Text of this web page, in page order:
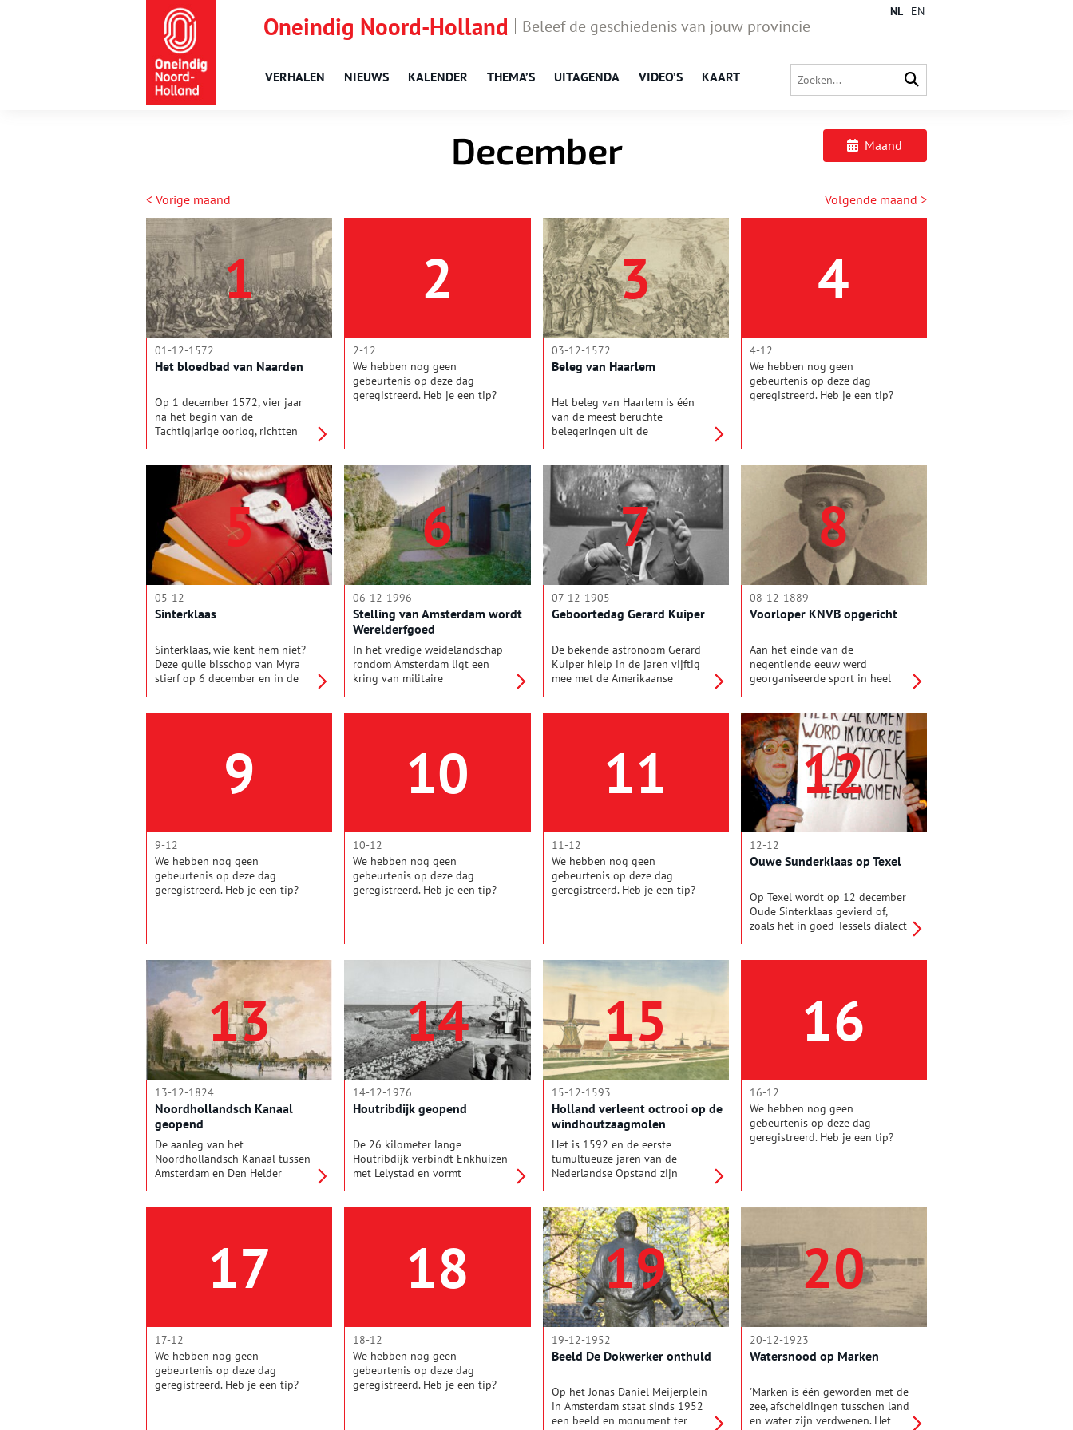
Oneindig Noord-Holland Beleef de geschiedenis van jouw provincie
VERHALEN NIEUWS KALENDER THEMA’S UITAGENDA VIDEO’S KAART
NL EN
December Maand
< Vorige maand Volgende maand >
1
01-12-1572
Het bloedbad van Naarden
Op 1 december 1572, vier jaar
na het begin van de
Tachtigjarige oorlog, richtten
van de grootste massamoorden
in de Nederlandse geschiedenis,
die 800 mensen het leven
kostte.
2
2-12
We hebben nog geen
gebeurtenis op deze dag
geregistreerd. Heb je een tip?
3
03-12-1572
Beleg van Haarlem
Het beleg van Haarlem is één
van de meest beruchte
belegeringen uit de
Spaanse troepen voor de
poorten van de vesting Haarlem,
tot de stad zich, geplaagd door
hongersnood, in juli 1573
gedwongen moest overgeven.
4
4-12
We hebben nog geen
gebeurtenis op deze dag
geregistreerd. Heb je een tip?
5
05-12
Sinterklaas
Sinterklaas, wie kent hem niet?
Deze gulle bisschop van Myra
stierf op 6 december en in de
goede daden en op de avond
van 5 december vieren we dat
nog steeds - mét veel zoetigheid
6
06-12-1996
Stelling van Amsterdam wordt
Werelderfgoed
In het vredige weidelandschap
rondom Amsterdam ligt een
kring van militaire
daarom in 1996 uitgeroepen tot
Werelderfgoed.
7
07-12-1905
Geboortedag Gerard Kuiper
De bekende astronoom Gerard
Kuiper hielp in de jaren vijftig
mee met de Amerikaanse
hij geboren in het Noord-
Hollandse Tuitjenhorn.
8
08-12-1889
Voorloper KNVB opgericht
Aan het einde van de
negentiende eeuw werd
georganiseerde sport in heel
en er werden voor het eerst
verenigingen en bonden
opgericht om alles in goede
banen te leiden. Zo ook de
voorloper van de KNVB, die op
initiatief van de Haarlemse Pim
Mulier in 1889 het levenslicht
zag.
9
9-12
We hebben nog geen
gebeurtenis op deze dag
geregistreerd. Heb je een tip?
10
10-12
We hebben nog geen
gebeurtenis op deze dag
geregistreerd. Heb je een tip?
11
11-12
We hebben nog geen
gebeurtenis op deze dag
geregistreerd. Heb je een tip?
12
12-12
Ouwe Sunderklaas op Texel
Op Texel wordt op 12 december
Oude Sinterklaas gevierd of,
zoals het in goed Tessels dialect
afgelopen jaar op de hak te
nemen. Wie dat het beste doet,
kan rekenen op een prijs. Na dit
zogeheten 'speulen' barst een
13
13-12-1824
Noordhollandsch Kanaal
geopend
De aanleg van het
Noordhollandsch Kanaal tussen
Amsterdam en Den Helder
officieel geopend, met de
doortocht van het koninklijke
fregat Bellona. Vanuit de
Willemsluis in Amsterdam
verder naar de haven in Den
Helder.
14
14-12-1976
Houtribdijk geopend
De 26 kilometer lange
Houtribdijk verbindt Enkhuizen
met Lelystad en vormt
de dijk, werd de weg erover
15
15-12-1593
Holland verleent octrooi op de
windhoutzaagmolen
Het is 1592 en de eerste
tumultueuze jaren van de
Nederlandse Opstand zijn
Lootjes genoemd, de
houtzaagmolen uitvindt. Op 15
december 1593 verleenden de
Staten van Holland een octrooi
voor zijn uitvinding.
16
16-12
We hebben nog geen
gebeurtenis op deze dag
geregistreerd. Heb je een tip?
17
17-12
We hebben nog geen
gebeurtenis op deze dag
geregistreerd. Heb je een tip?
18
18-12
We hebben nog geen
gebeurtenis op deze dag
geregistreerd. Heb je een tip?
19
19-12-1952
Beeld De Dokwerker onthuld
Op het Jonas Daniël Meijerplein
in Amsterdam staat sinds 1952
een beeld en monument ter
20
20-12-1923
Watersnood op Marken
'Marken is één geworden met de
zee, afscheidingen tusschen land
en water zijn verdwenen. Het